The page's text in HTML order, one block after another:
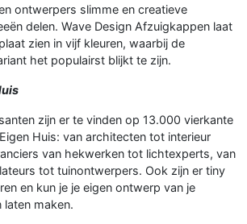
ontwerpers slimme en creatieve
delen. Wave Design Afzuigkappen laat
zien in vijf kleuren, waarbij de
het populairst blijkt te zijn.
zijn er te vinden op 13.000 vierkante
Huis: van architecten tot interieur
van hekwerken tot lichtexperts, van
tot tuinontwerpers. Ook zijn er tiny
en kun je je eigen ontwerp van je
laten maken.